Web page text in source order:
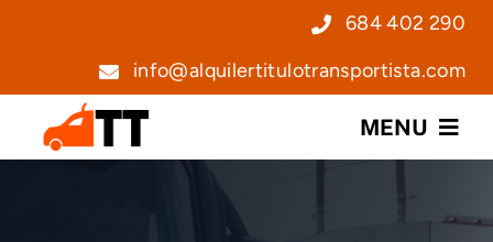
684 402 290
info@alquilertitulotransportista.com
MENU